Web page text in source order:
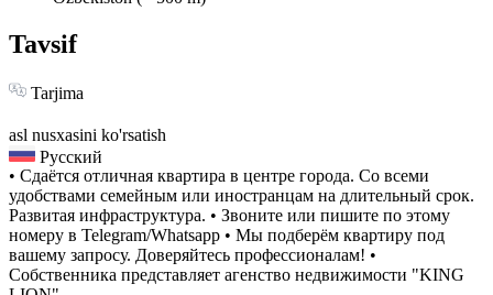
Tavsif
Tarjima
asl nusxasini ko'rsatish
Русский
• Сдаётся отличная квартира в центре города. Со всеми
удобствами семейным или иностранцам на длительный срок.
Развитая инфраструктура. • Звоните или пишите по этому
номеру в Telegram/Whatsapp • Мы подберём квартиру под
вашему запросу. Доверяйтесь профессионалам! •
Собственника представляет агенство недвижимости "KING